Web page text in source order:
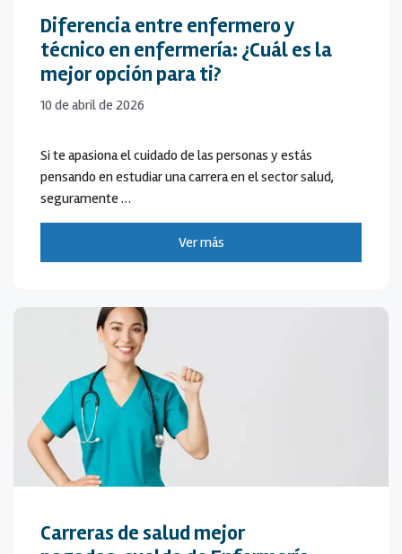
Diferencia entre enfermero y
técnico en enfermería: ¿Cuál es la
mejor opción para ti?
10 de abril de 2026
Si te apasiona el cuidado de las personas y estás
pensando en estudiar una carrera en el sector salud,
seguramente …
Ver más
Carreras de salud mejor